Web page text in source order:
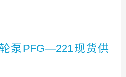
泵PFG—221现货供